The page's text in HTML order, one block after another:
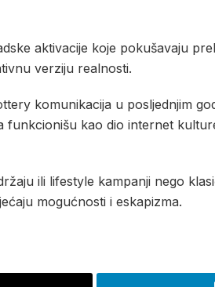
aktivacije koje pokušavaju
verziju realnosti.
komunikacija u posljednjim
funkcionišu kao dio internet
ili lifestyle kampanji nego
mogućnosti i eskapizma.